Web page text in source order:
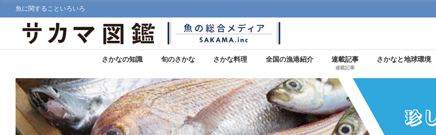
魚に関することいろいろ
さかなの知識 旬のさかな さかな料理 全国の漁港紹介 連載記事
連載記事
さかなと地球環境